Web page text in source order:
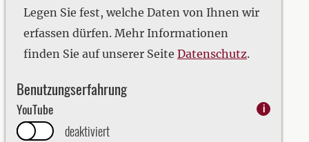
Legen Sie fest, welche Daten von Ihnen wir
erfassen dürfen. Mehr Informationen
finden Sie auf unserer Seite Datenschutz.
Benutzungserfahrung
YouTube i
deaktiviert
2020
2021
2022
2024
2025
2026